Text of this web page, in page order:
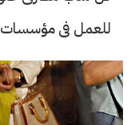
للعمل فى